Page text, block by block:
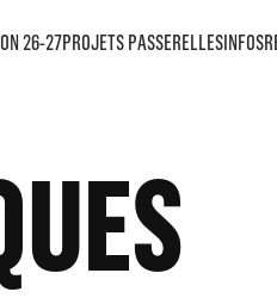
26-27PROJETS PASSERELLESINFOS